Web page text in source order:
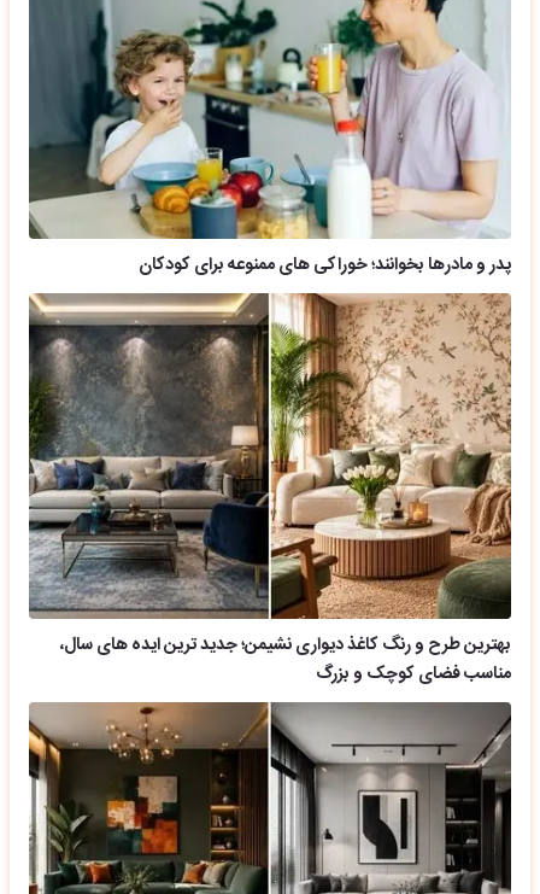
پدر و مادرها بخوانند؛ خوراکی های ممنوعه برای کودکان
بهترین طرح و رنگ کاغذ دیواری نشیمن؛ جدید ترین ایده های سال،
مناسب فضای کوچک و بزرگ